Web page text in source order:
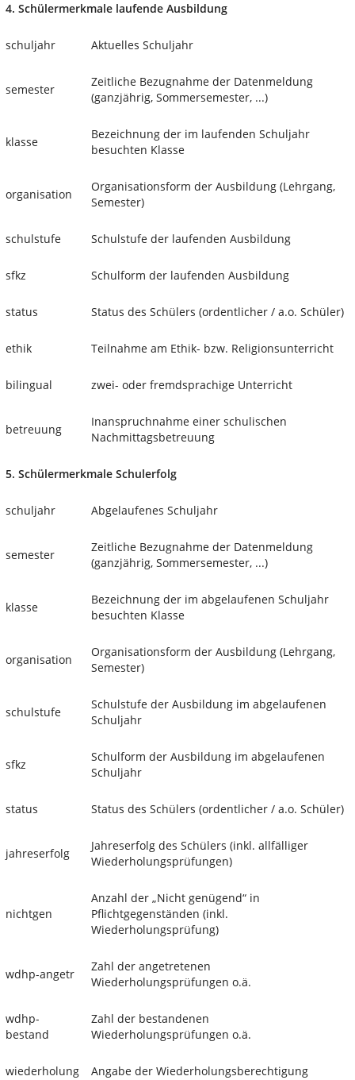
4. Schülermerkmale laufende Ausbildung
schuljahr Aktuelles Schuljahr
semester
Zeitliche Bezugnahme der Datenmeldung
(ganzjährig, Sommersemester, ...)
klasse
Bezeichnung der im laufenden Schuljahr
besuchten Klasse
organisation
Organisationsform der Ausbildung (Lehrgang,
Semester)
schulstufe Schulstufe der laufenden Ausbildung
sfkz Schulform der laufenden Ausbildung
status Status des Schülers (ordentlicher / a.o. Schüler)
ethik Teilnahme am Ethik- bzw. Religionsunterricht
bilingual zwei- oder fremdsprachige Unterricht
betreuung
Inanspruchnahme einer schulischen
Nachmittagsbetreuung
5. Schülermerkmale Schulerfolg
schuljahr Abgelaufenes Schuljahr
semester
Zeitliche Bezugnahme der Datenmeldung
(ganzjährig, Sommersemester, ...)
klasse
Bezeichnung der im abgelaufenen Schuljahr
besuchten Klasse
organisation
Organisationsform der Ausbildung (Lehrgang,
Semester)
schulstufe
Schulstufe der Ausbildung im abgelaufenen
Schuljahr
sfkz
Schulform der Ausbildung im abgelaufenen
Schuljahr
status Status des Schülers (ordentlicher / a.o. Schüler)
jahreserfolg
Jahreserfolg des Schülers (inkl. allfälliger
Wiederholungsprüfungen)
nichtgen
Anzahl der „Nicht genügend“ in
Pflichtgegenständen (inkl.
Wiederholungsprüfung)
wdhp-angetr
Zahl der angetretenen
Wiederholungsprüfungen o.ä.
wdhp-
bestand
Zahl der bestandenen
Wiederholungsprüfungen o.ä.
wiederholung Angabe der Wiederholungsberechtigung